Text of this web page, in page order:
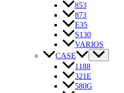
853
873
E35
S130
VARIOS
CASE
1188
321E
580G